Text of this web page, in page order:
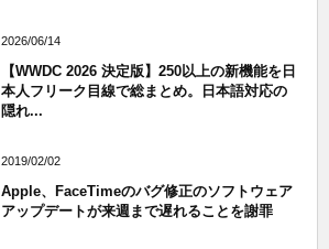
2026/06/14
【WWDC 2026 決定版】250以上の新機能を日
本人フリーク目線で総まとめ。日本語対応の
隠れ...
2019/02/02
Apple、FaceTimeのバグ修正のソフトウェア
アップデートが来週まで遅れることを謝罪